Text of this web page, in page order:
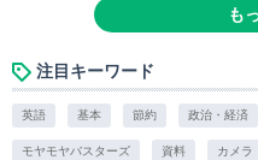
も
注目キーワード
英語 基本 節約 政治・経済
モヤモヤバスターズ 資料 カメラ